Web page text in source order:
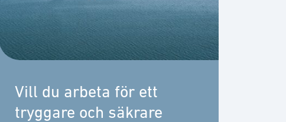
Vill du arbeta för ett
tryggare och säkrare